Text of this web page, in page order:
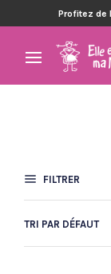
Profitez de
FILTRER